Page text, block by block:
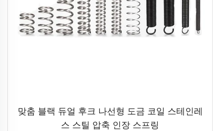
맞춤 블랙 듀얼 후크 나선형 도금 코일 스테인레
스 스틸 압축 인장 스프링